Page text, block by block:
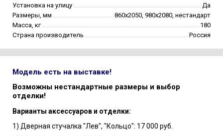
Установка на улицу
Да
Размеры, мм
860х2050, 980х2080, нестандарт
Масса, кг
180
Страна производитель
Россия
Модель есть на выставке!
Возможны нестандартные размеры и выбор
отделки!
Варианты аксессуаров и отделки:
1) Дверная стучалка "Лев", "Кольцо": 17 000 руб.